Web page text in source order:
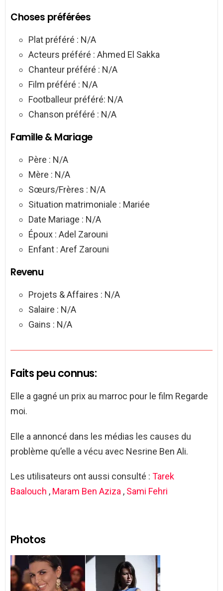
Choses préférées
Plat préféré : N/A
Acteurs préféré : Ahmed El Sakka
Chanteur préféré : N/A
Film préféré : N/A
Footballeur préféré: N/A
Chanson préféré : N/A
Famille & Mariage
Père : N/A
Mère : N/A
Sœurs/Frères : N/A
Situation matrimoniale : Mariée
Date Mariage : N/A
Époux : Adel Zarouni
Enfant : Aref Zarouni
Revenu
Projets & Affaires : N/A
Salaire : N/A
Gains : N/A
Faits peu connus:
Elle a gagné un prix au marroc pour le film Regarde
moi.
Elle a annoncé dans les médias les causes du
problème qu’elle a vécu avec Nesrine Ben Ali.
Les utilisateurs ont aussi consulté : Tarek
Baalouch , Maram Ben Aziza , Sami Fehri
Photos